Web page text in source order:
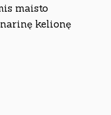
maisto
kelionę